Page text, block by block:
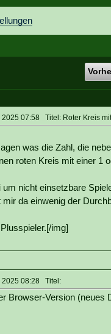
2025 07:58 Titel: Roter Kreis
was die Zahl, die
roten Kreis mit einer 1
nicht einsetzbare
mir da einwenig der
img]
2025 08:28 Titel:
Browser-Version (neues